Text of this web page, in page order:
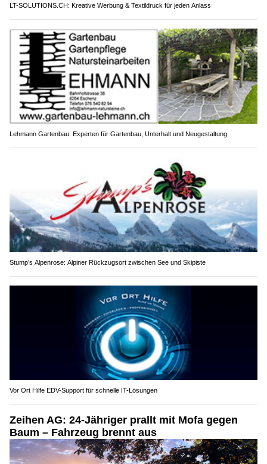
LT-SOLUTIONS.CH: Kreative Werbung & Textildruck für jeden Anlass
Lehmann Gartenbau: Experten für Gartenbau, Unterhalt und Neugestaltung
Stump’s Alpenrose: Alpiner Rückzugsort zwischen See und Skipiste
Vor Ort Hilfe EDV-Support für schnelle IT-Lösungen
Zeihen AG: 24-Jähriger prallt mit Mofa gegen
Baum – Fahrzeug brennt aus